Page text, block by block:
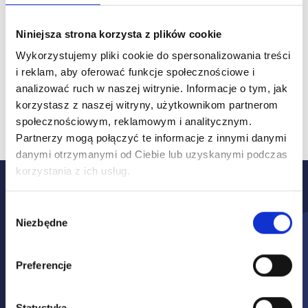
Niniejsza strona korzysta z plików cookie
Wykorzystujemy pliki cookie do spersonalizowania treści
i reklam, aby oferować funkcje społecznościowe i
analizować ruch w naszej witrynie. Informacje o tym, jak
korzystasz z naszej witryny, użytkownikom partnerom
społecznościowym, reklamowym i analitycznym.
Partnerzy mogą połączyć te informacje z innymi danymi
danymi otrzymanymi od Ciebie lub uzyskanymi podczas
korzystania z ich usług.
zgody
Niezbędne
Preferencje
Pracownik z należytą
dokładnością pokaże stan
techniczny i wizualny pojazd
To proste i wygodne!